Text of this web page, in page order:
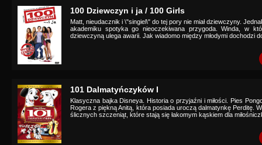
100 Dziewczyn i ja / 100 Girls
Matt, nieudacznik i \"singiel\" do tej pory nie miał dziewczyny.
akademiku spotyka go nieoczekiwana przygoda. Winda, w
dziewczyną ulega awarii. Jak wiadomo między młodymi dochodzi
101 Dalmatyńczyków I
Klasyczna bajka Disneya. Historia o przyjaźni i miłości. Pies
Rogera z piękną Anitą, która posiada uroczą dalmatynkę Perditę.
ślicznych szczeniąt, które stają się łakomym kąskiem dla